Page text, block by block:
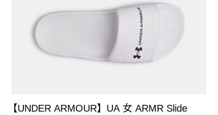
【UNDER ARMOUR】UA 女 ARMR Slide